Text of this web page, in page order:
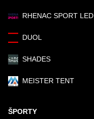
RHENAC SPORT LED
DUOL
SHADES
MEISTER TENT
ŠPORTY